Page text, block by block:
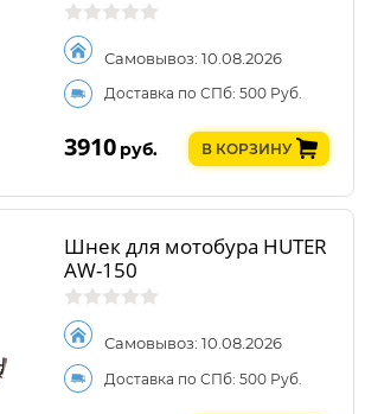
Самовывоз: 10.08.2026
Доставка по СПб: 500 Руб.
3910 руб. В КОРЗИНУ
Шнек для мотобура HUTER
AW-150
Самовывоз: 10.08.2026
Доставка по СПб: 500 Руб.